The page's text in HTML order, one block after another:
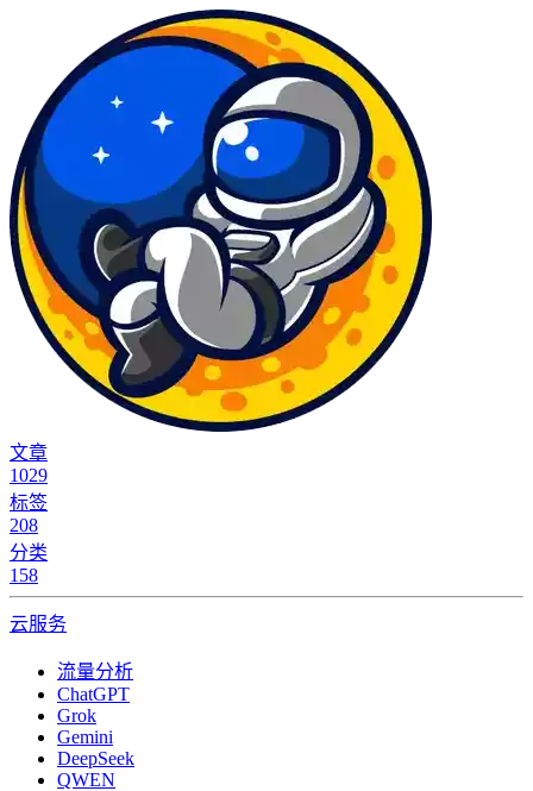
文章
1029
标签
208
分类
158
云服务
流量分析
ChatGPT
Grok
Gemini
DeepSeek
QWEN